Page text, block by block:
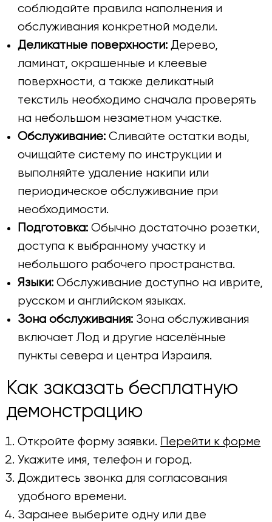
соблюдайте правила наполнения и
обслуживания конкретной модели.
Деликатные поверхности: Дерево,
ламинат, окрашенные и клеевые
поверхности, а также деликатный
текстиль необходимо сначала проверять
на небольшом незаметном участке.
Обслуживание: Сливайте остатки воды,
очищайте систему по инструкции и
выполняйте удаление накипи или
периодическое обслуживание при
необходимости.
Подготовка: Обычно достаточно розетки,
доступа к выбранному участку и
небольшого рабочего пространства.
Языки: Обслуживание доступно на иврите,
русском и английском языках.
Зона обслуживания: Зона обслуживания
включает Лод и другие населённые
пункты севера и центра Израиля.
Как заказать бесплатную
демонстрацию
Откройте форму заявки. Перейти к форме
Укажите имя, телефон и город.
Дождитесь звонка для согласования
удобного времени.
Заранее выберите одну или две